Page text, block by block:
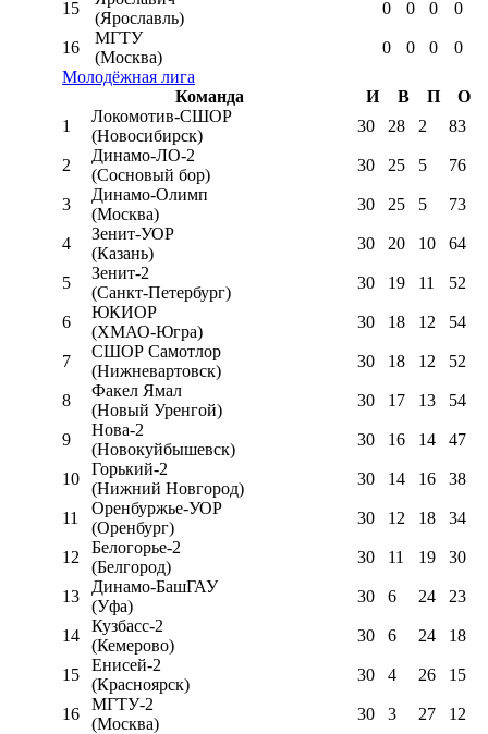
15
(Ярославль)
0 0 0 0
16
МГТУ
(Москва)
0 0 0
0
Молодёжная лига
Команда
И В П
О
1
Локомотив-CШОР
(Новосибирск)
30 28 2 83
2
Динамо-ЛО-2
(Сосновый бор)
30 25 5 76
3
Динамо-Олимп
(Москва)
30 25 5 73
4
Зенит-УОР
(Казань)
30 20 10 64
5
Зенит-2
(Санкт-Петербург)
30 19 11 52
6
ЮКИОР
(ХМАО-Югра)
30 18 12 54
7
СШОР Самотлор
(Нижневартовск)
30 18 12 52
8
Факел Ямал
(Новый Уренгой)
30 17 13 54
9
Нова-2
(Новокуйбышевск)
30 16 14 47
10
Горький-2
(Нижний Новгород)
30 14 16 38
11
Оренбуржье-УОР
(Оренбург)
30 12 18 34
12
Белогорье-2
(Белгород)
30 11 19 30
13
Динамо-БашГАУ
(Уфа)
30 6 24 23
14
Кузбасс-2
(Кемерово)
30 6 24 18
15
Енисей-2
(Красноярск)
30 4 26 15
16
МГТУ-2
(Москва)
30 3 27 12